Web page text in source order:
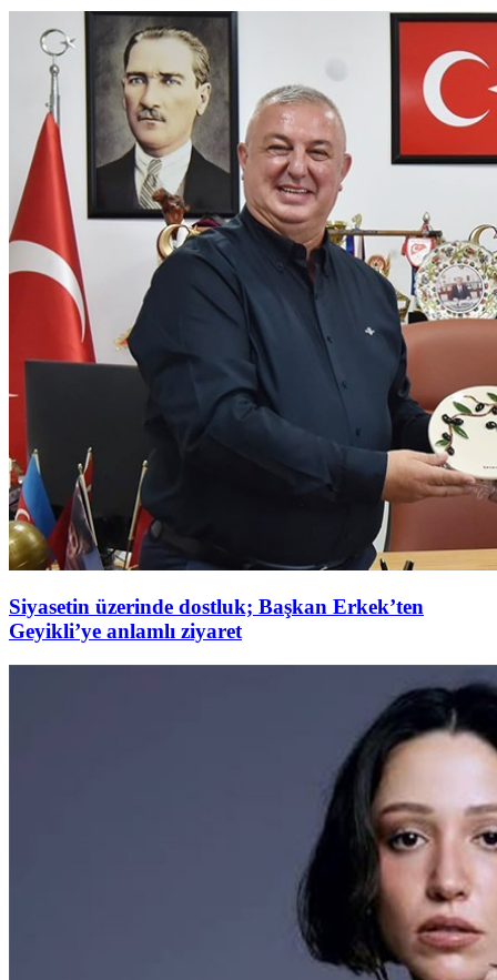
Siyasetin üzerinde dostluk; Başkan Erkek’ten
Geyikli’ye anlamlı ziyaret